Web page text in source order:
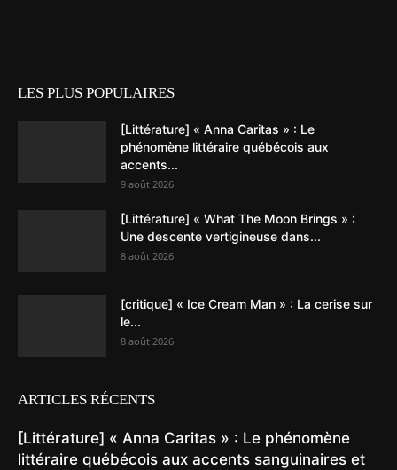
LES PLUS POPULAIRES
[Littérature] « Anna Caritas » : Le
phénomène littéraire québécois aux
accents...
9 août 2026
[Littérature] « What The Moon Brings » :
Une descente vertigineuse dans...
8 août 2026
[critique] « Ice Cream Man » : La cerise sur
le...
8 août 2026
ARTICLES RÉCENTS
[Littérature] « Anna Caritas » : Le phénomène
littéraire québécois aux accents sanguinaires et